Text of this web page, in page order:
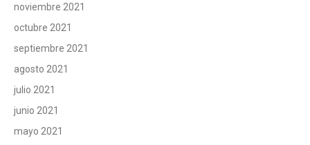
noviembre 2021
octubre 2021
septiembre 2021
agosto 2021
julio 2021
junio 2021
mayo 2021